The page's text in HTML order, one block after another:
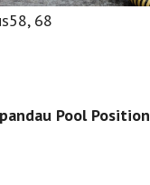
, 68
Pool Position